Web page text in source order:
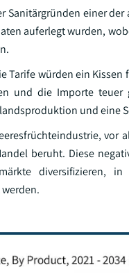
einer
auferlegt wurden,
Tarife würden ein
und die Importe
und eine
vor
beruht. Diese
diversifizieren,